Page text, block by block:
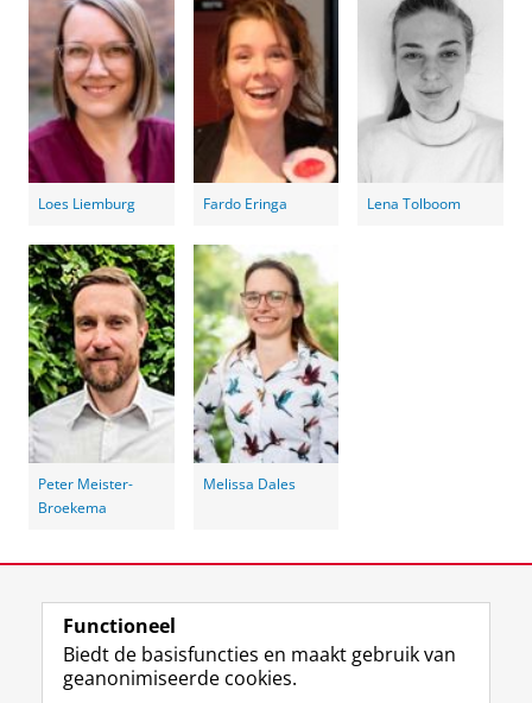
Loes Liemburg Fardo Eringa Lena Tolboom
Peter Meister-
Broekema
Melissa Dales
View this page in:English
Functioneel
Biedt de basisfuncties en maakt gebruik van
geanonimiseerde cookies.